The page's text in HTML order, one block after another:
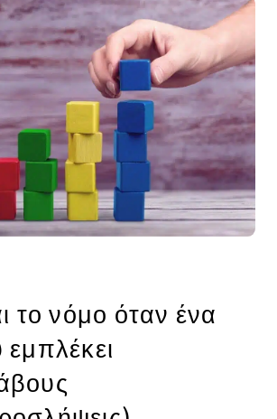
το νόμο όταν ένα